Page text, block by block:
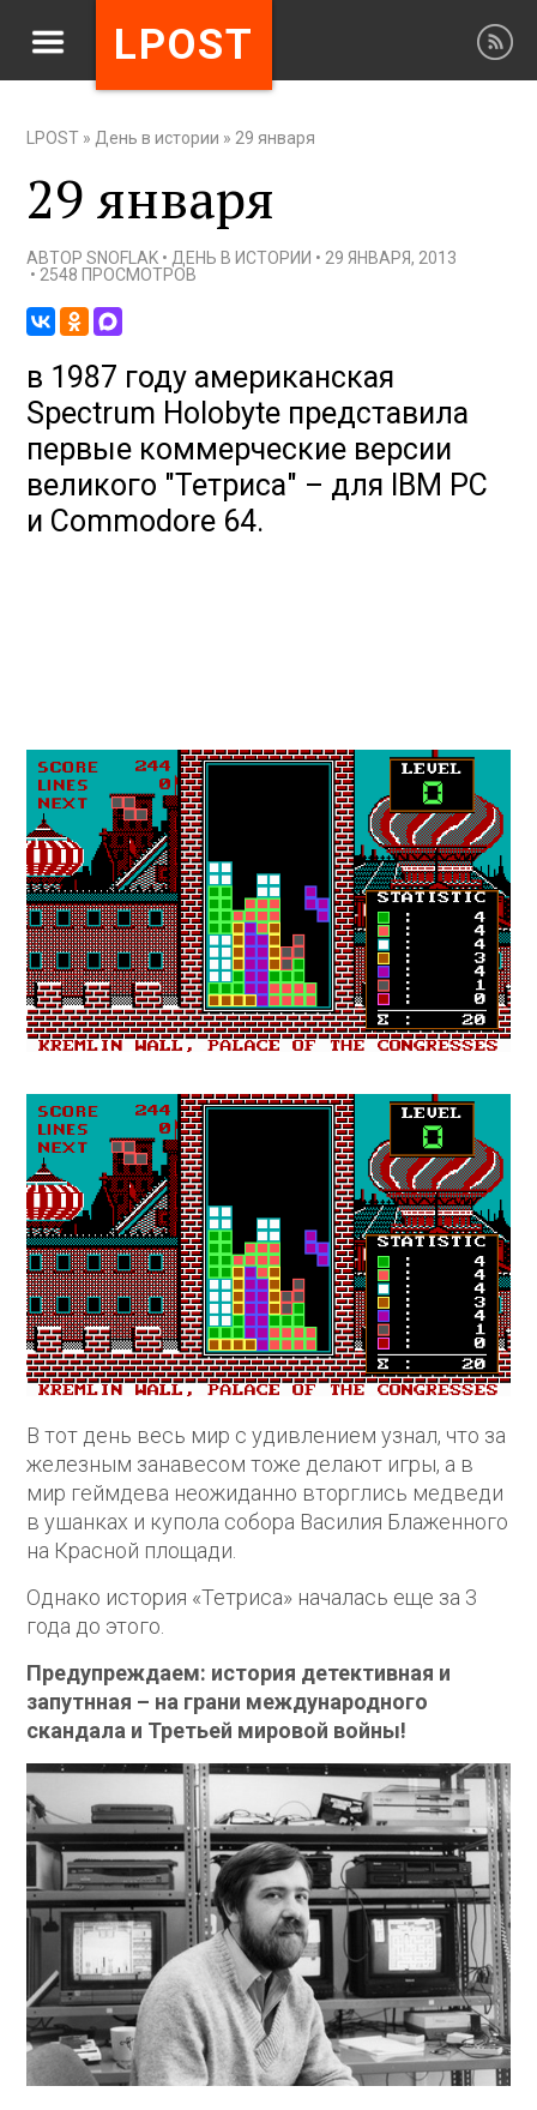
LPOST
LPOST » День в истории » 29 января
29 января
АВТОРSNOFLAK • ДЕНЬ В ИСТОРИИ • 29 ЯНВАРЯ, 2013
• 2548 ПРОСМОТРОВ
в 1987 году американская
Spectrum Holobyte представила
первые коммерческие версии
великого "Тетриса" – для IBM PC
и Commodore 64.
В тот день весь мир с удивлением узнал, что за
железным занавесом тоже делают игры, а в
мир геймдева неожиданно вторглись медведи
в ушанках и купола собора Василия Блаженного
на Красной площади.
Однако история «Тетриса» началась еще за 3
года до этого.
Предупреждаем: история детективная и
запутнная – на грани международного
скандала и Третьей мировой войны!